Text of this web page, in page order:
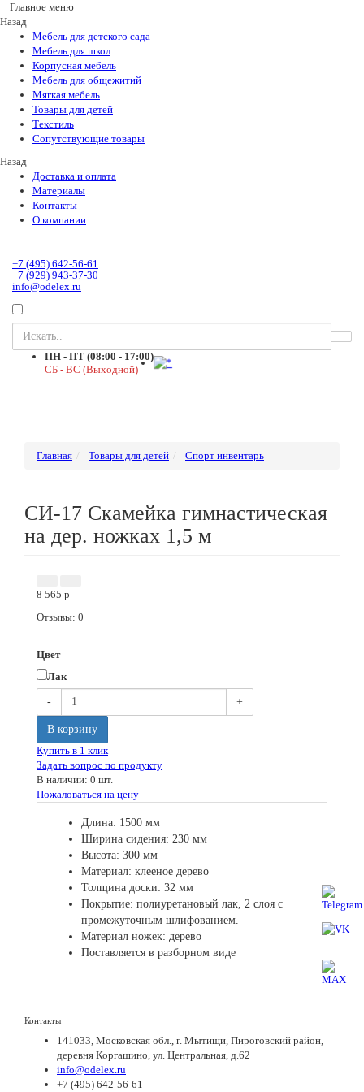
Главное меню
Назад
Мебель для детского сада
Мебель для школ
Корпусная мебель
Мебель для общежитий
Мягкая мебель
Товары для детей
Текстиль
Сопутствующие товары
Назад
Доставка и оплата
Материалы
Контакты
О компании
+7 (495) 642-56-61
+7 (929) 943-37-30
info@odelex.ru
ПН - ПТ (08:00 - 17:00)
СБ - ВС (Выходной)
Главная Товары для детей Спорт инвентарь
СИ-17 Скамейка гимнастическая
на дер. ножках 1,5 м
8 565 p
Отзывы: 0
Цвет
Лак
- +
В корзину
Купить в 1 клик
Задать вопрос по продукту
В наличии: 0 шт.
Пожаловаться на цену
Длина: 1500 мм
Ширина сидения: 230 мм
Высота: 300 мм
Материал: клееное дерево
Толщина доски: 32 мм
Покрытие: полиуретановый лак, 2 слоя с
промежуточным шлифованием.
Материал ножек: дерево
Поставляется в разборном виде
Контакты
141033, Московская обл., г. Мытищи, Пироговский район,
деревня Коргашино, ул. Центральная, д.62
info@odelex.ru
+7 (495) 642-56-61